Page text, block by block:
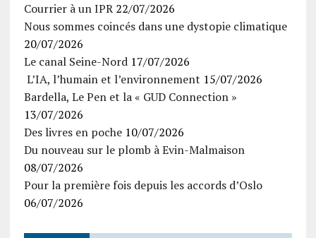
Courrier à un IPR 22/07/2026
Nous sommes coincés dans une dystopie climatique
20/07/2026
Le canal Seine-Nord 17/07/2026
L’IA, l’humain et l’environnement 15/07/2026
Bardella, Le Pen et la « GUD Connection »
13/07/2026
Des livres en poche 10/07/2026
Du nouveau sur le plomb à Evin-Malmaison
08/07/2026
Pour la première fois depuis les accords d’Oslo
06/07/2026